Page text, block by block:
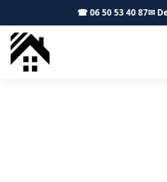
☎ 06 50 53 40 87✉